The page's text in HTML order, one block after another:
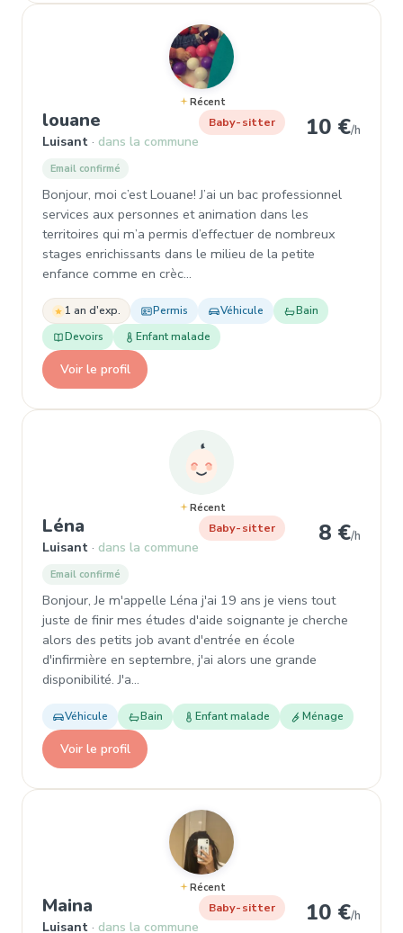
Récent
louane , Garde d'enfant à Luisant
Luisant dans la commune
Baby-sitter 10 €/h
Email confirmé
Bonjour, moi c’est Louane! J’ai un bac professionnel
services aux personnes et animation dans les
territoires qui m’a permis d’effectuer de nombreux
stages enrichissants dans le milieu de la petite
enfance comme en crèc…
1 an d'exp. Permis Véhicule
Bain
Devoirs
Enfant malade
Voir le profil
Récent
Léna , Garde d'enfant à Luisant
Luisant dans la commune
Baby-sitter 8 €/h
Email confirmé
Bonjour, Je m'appelle Léna j'ai 19 ans je viens tout
juste de finir mes études d'aide soignante je cherche
alors des petits job avant d'entrée en école
d'infirmière en septembre, j'ai alors une grande
disponibilité. J'a…
Véhicule Bain Enfant malade Ménage
Voir le profil
Récent
Maina , Garde d'enfant à Luisant
Luisant dans la commune
Baby-sitter 10 €/h